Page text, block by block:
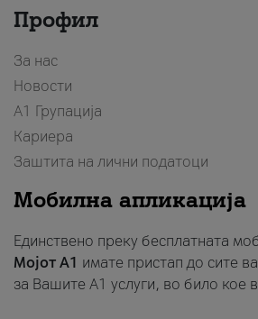
Профил
За нас
Новости
А1 Групација
Кариера
Заштита на лични податоци
Мобилна апликација
Единствено преку бесплатната
Мојот A1 имате пристап до сите
за Вашите A1 услуги, во било кое